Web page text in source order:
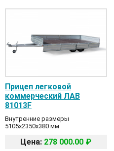
Прицеп легковой
коммерческий ЛАВ
81013F
Внутренние размеры
5105x2350x380 мм
Цена: 278 000.00 ₽